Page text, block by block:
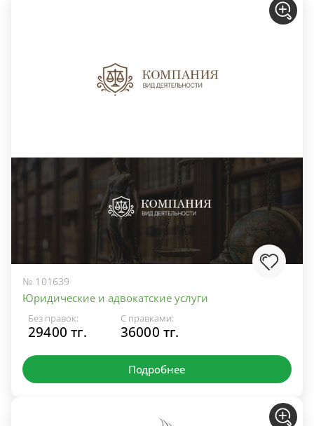
№ 101639
Юридические и адвокатские услуги
Без правок:
29400 тг.
С правками:
36000 тг.
Подробнее